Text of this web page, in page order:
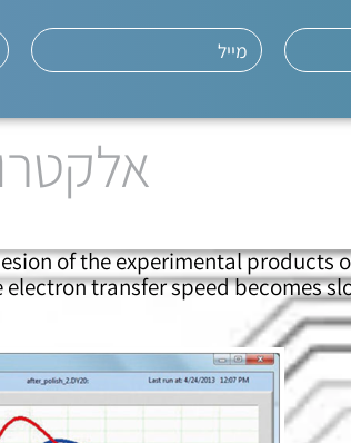
of the experimental products
transfer speed becomes